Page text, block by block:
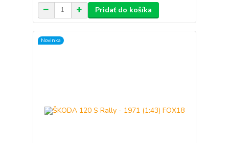
Pridať do košíka
Novinka